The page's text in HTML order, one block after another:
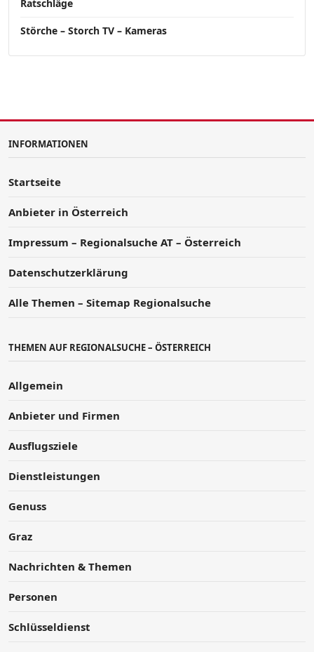
Ratschläge
Störche – Storch TV – Kameras
INFORMATIONEN
Startseite
Anbieter in Österreich
Impressum – Regionalsuche AT – Österreich
Datenschutzerklärung
Alle Themen – Sitemap Regionalsuche
THEMEN AUF REGIONALSUCHE – ÖSTERREICH
Allgemein
Anbieter und Firmen
Ausflugsziele
Dienstleistungen
Genuss
Graz
Nachrichten & Themen
Personen
Schlüsseldienst